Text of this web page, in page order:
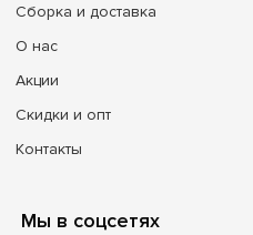
Сборка и доставка
О нас
Акции
Скидки и опт
Контакты
Мы в соцсетях